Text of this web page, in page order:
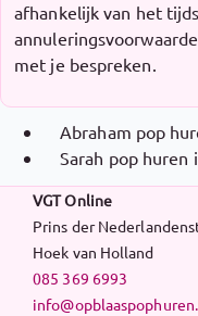
afhankelijk van het
met je bespreken.
Abraham pop
Sarah pop huren
VGT Online
Prins der
Hoek van Holland
085 369 6993